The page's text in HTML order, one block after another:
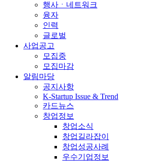
행사ㆍ네트워크
융자
인력
글로벌
사업공고
모집중
모집마감
알림마당
공지사항
K-Startup Issue & Trend
카드뉴스
창업정보
창업소식
창업길라잡이
창업성공사례
우수기업정보